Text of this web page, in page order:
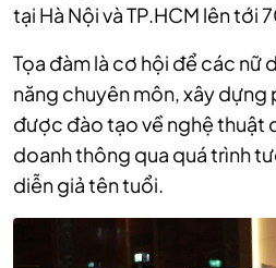
tại Hà Nội và TP.HCM lên tới
Tọa đàm là cơ hội để các nữ
năng chuyên môn, xây dựng
được đào tạo về nghệ thuật
doanh thông qua quá trình
diễn giả tên tuổi.